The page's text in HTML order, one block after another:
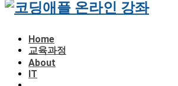
Home
교육과정
About
IT